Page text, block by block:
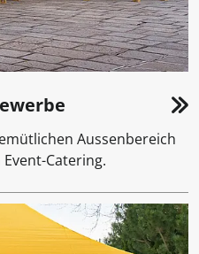
Aussenbereich
Catering.